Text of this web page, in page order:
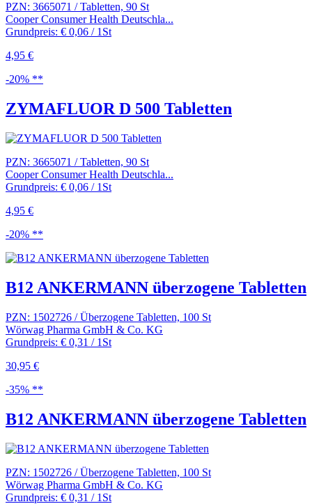
PZN: 3665071 / Tabletten, 90 St
Cooper Consumer Health Deutschla...
Grundpreis: € 0,06 / 1St
4,95 €
-20% **
ZYMAFLUOR D 500 Tabletten
PZN: 3665071 / Tabletten, 90 St
Cooper Consumer Health Deutschla...
Grundpreis: € 0,06 / 1St
4,95 €
-20% **
B12 ANKERMANN überzogene Tabletten
PZN: 1502726 / Überzogene Tabletten, 100 St
Wörwag Pharma GmbH & Co. KG
Grundpreis: € 0,31 / 1St
30,95 €
-35% **
B12 ANKERMANN überzogene Tabletten
PZN: 1502726 / Überzogene Tabletten, 100 St
Wörwag Pharma GmbH & Co. KG
Grundpreis: € 0,31 / 1St